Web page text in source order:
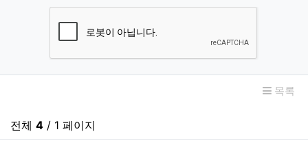
목록
전체 4 / 1 페이지